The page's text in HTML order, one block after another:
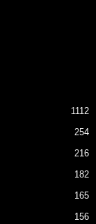
1112
254
216
182
165
156